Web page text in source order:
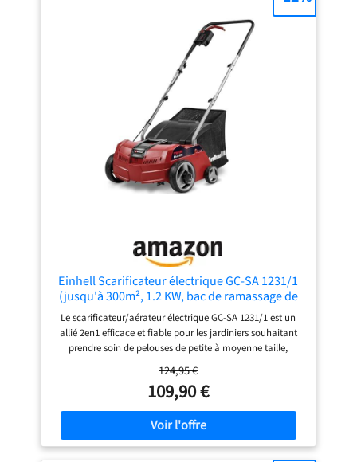
𝐃𝐄 𝐑𝐀𝐌𝐀𝐒𝐒𝐀𝐆𝐄 𝐀𝐌𝐎𝐕𝐈𝐁𝐋𝐄 𝐃𝐄 𝟓𝟓 𝐋𝐈𝐓𝐑𝐄𝐒: un
réglage central de la profondeur de travail sur 5 niveaux,
une poignée de transport sur l'appareil ainsi qu'un guidon
ergonomique réglable en hauteur avec une poignée
souple en caoutchouc Softgriff, que l'on peut replier pour
gagner de la place. 𝐃É𝐓𝐀𝐈𝐋𝐒 𝐒𝐔𝐏𝐏𝐋É𝐌𝐄𝐍𝐓𝐀𝐈𝐑𝐄𝐒 : /
guidon repliable / rangement peu encombrant / boîtier
robuste / système anti-traction du câble
Einhell Scarificateur électrique GC-SA 1231/1
(jusqu'à 300m², 1.2 KW, bac de ramassage de
28L, système de Coupe à roulement à Bille +
Rouleau aérateur, Profondeur de Travail
réglable)
Le scarificateur/aérateur électrique GC-SA 1231/1 est un
allié 2en1 efficace et fiable pour les jardiniers souhaitant
prendre soin de pelouses de petite à moyenne taille,
jusqu'à 300 m², pour tous les travaux d'aération et de
scarification. Le puissant moteur asynchrone de 1200 W
délivre un couple élevé pour une progression de travail en
continu et des résultats précis constants. Le corps est
constitué d'un plastique haute qualité et résistant aux
chocs. Le long guidon du scarificateur peut être replié
pour économiser de l'espace de stockage. Les 8 boubles
124,95 €
109,90 €